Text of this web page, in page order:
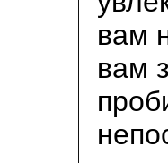
вам
вам